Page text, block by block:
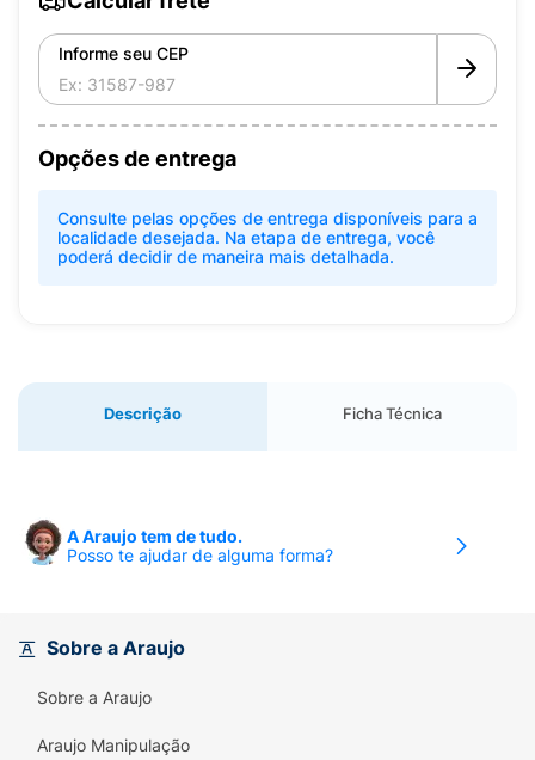
Informe seu CEP
Opções de entrega
Consulte pelas opções de entrega disponíveis para a
localidade desejada. Na etapa de entrega, você
poderá decidir de maneira mais detalhada.
Descrição Ficha Técnica
A Araujo tem de tudo.
Posso te ajudar de alguma forma?
Sobre a Araujo
Sobre a Araujo
Araujo Manipulação